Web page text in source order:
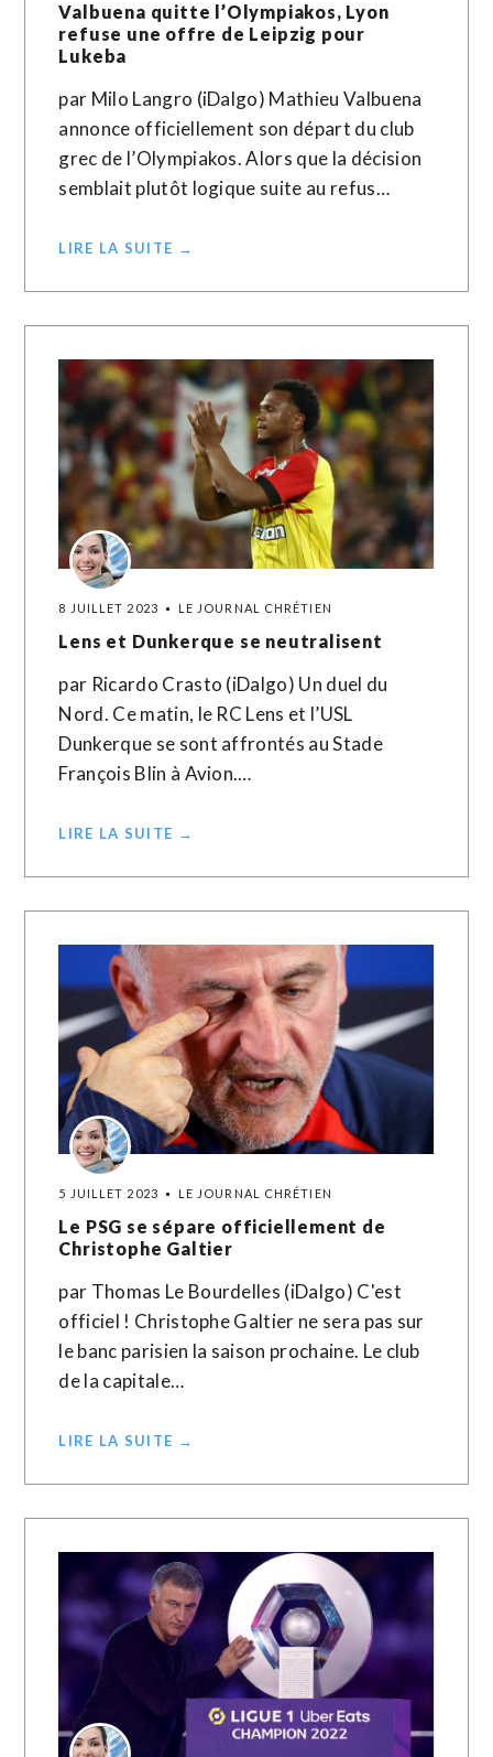
Valbuena quitte l’Olympiakos, Lyon
refuse une offre de Leipzig pour
Lukeba
par Milo Langro (iDalgo) Mathieu Valbuena
annonce officiellement son départ du club
grec de l’Olympiakos. Alors que la décision
semblait plutôt logique suite au refus…
LIRE LA SUITE →
8 JUILLET 2023 LE JOURNAL CHRÉTIEN
Lens et Dunkerque se neutralisent
par Ricardo Crasto (iDalgo) Un duel du
Nord. Ce matin, le RC Lens et l’USL
Dunkerque se sont affrontés au Stade
François Blin à Avion.…
LIRE LA SUITE →
5 JUILLET 2023 LE JOURNAL CHRÉTIEN
Le PSG se sépare officiellement de
Christophe Galtier
par Thomas Le Bourdelles (iDalgo) C'est
officiel ! Christophe Galtier ne sera pas sur
le banc parisien la saison prochaine. Le club
de la capitale…
LIRE LA SUITE →